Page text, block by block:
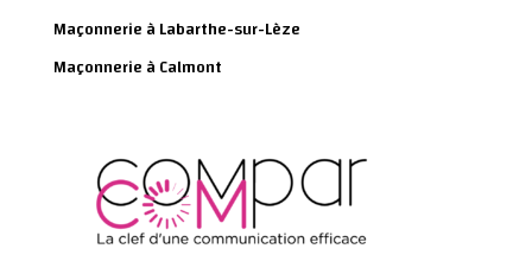
Maçonnerie à Labarthe-sur-Lèze
Maçonnerie à Calmont